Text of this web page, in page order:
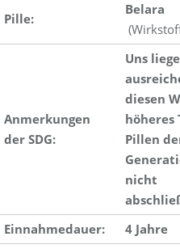
Pille:
Belara
Anmerkungen
der SDG:
Uns
diesen
höheres
Pillen
nicht
Einnahmedauer:
4 Jahre